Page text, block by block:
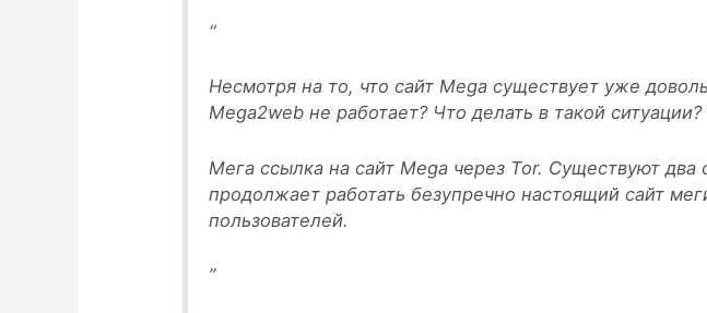
“
Несмотря на то, что сайт Mega существует уже
Mega2web не работает? Что делать в такой ситуации?
Мега ссылка на сайт Mega через Tor. Существуют
продолжает работать безупречно настоящий сайт
пользователей.
”